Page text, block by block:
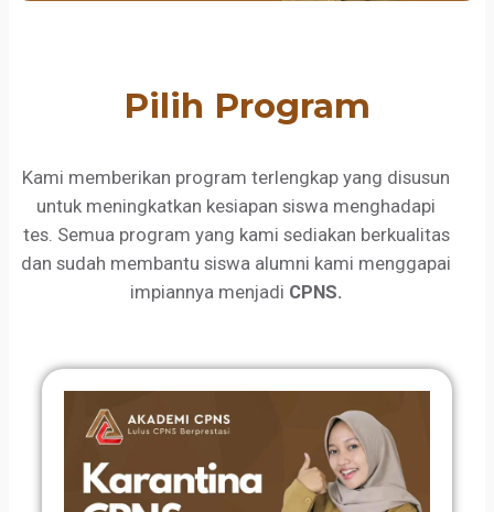
Pilih Program
Kami memberikan program terlengkap yang disusun
untuk meningkatkan kesiapan siswa menghadapi
tes. Semua program yang kami sediakan berkualitas
dan sudah membantu siswa alumni kami menggapai
impiannya menjadi CPNS.